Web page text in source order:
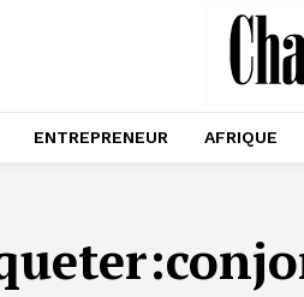
ENTREPRENEUR AFRIQUE